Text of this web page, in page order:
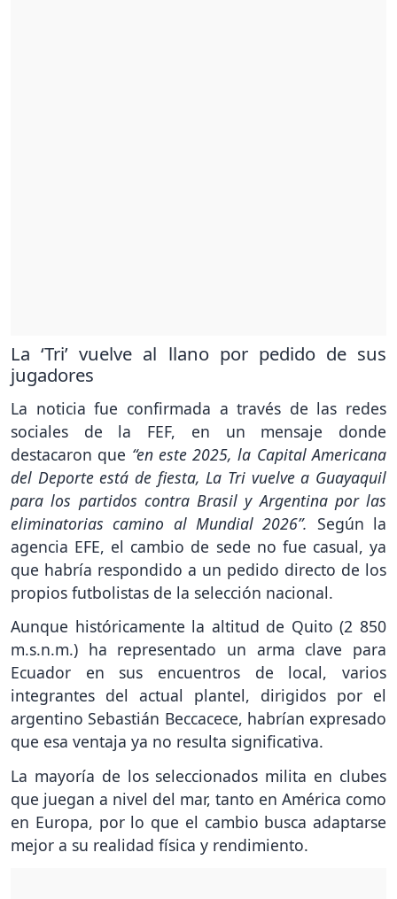
La ‘Tri’ vuelve al llano por pedido de sus
jugadores
La noticia fue confirmada a través de las redes
sociales de la FEF, en un mensaje donde
destacaron que “en este 2025, la Capital Americana
del Deporte está de fiesta, La Tri vuelve a Guayaquil
para los partidos contra Brasil y Argentina por las
eliminatorias camino al Mundial 2026”. Según la
agencia EFE, el cambio de sede no fue casual, ya
que habría respondido a un pedido directo de los
propios futbolistas de la selección nacional.
Aunque históricamente la altitud de Quito (2 850
m.s.n.m.) ha representado un arma clave para
Ecuador en sus encuentros de local, varios
integrantes del actual plantel, dirigidos por el
argentino Sebastián Beccacece, habrían expresado
que esa ventaja ya no resulta significativa.
La mayoría de los seleccionados milita en clubes
que juegan a nivel del mar, tanto en América como
en Europa, por lo que el cambio busca adaptarse
mejor a su realidad física y rendimiento.